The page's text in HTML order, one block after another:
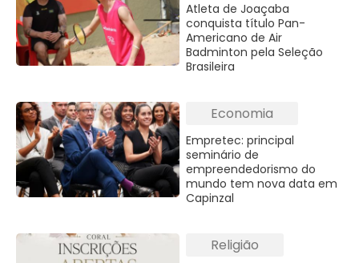
Atleta de Joaçaba
conquista título Pan-
Americano de Air
Badminton pela Seleção
Brasileira
Economia
Empretec: principal
seminário de
empreendedorismo do
mundo tem nova data em
Capinzal
Religião